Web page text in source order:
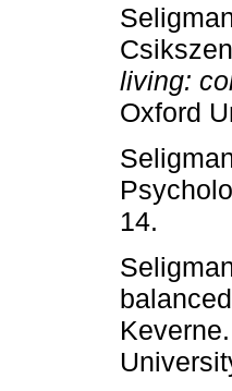
living:
Oxford
14.
Keverne.